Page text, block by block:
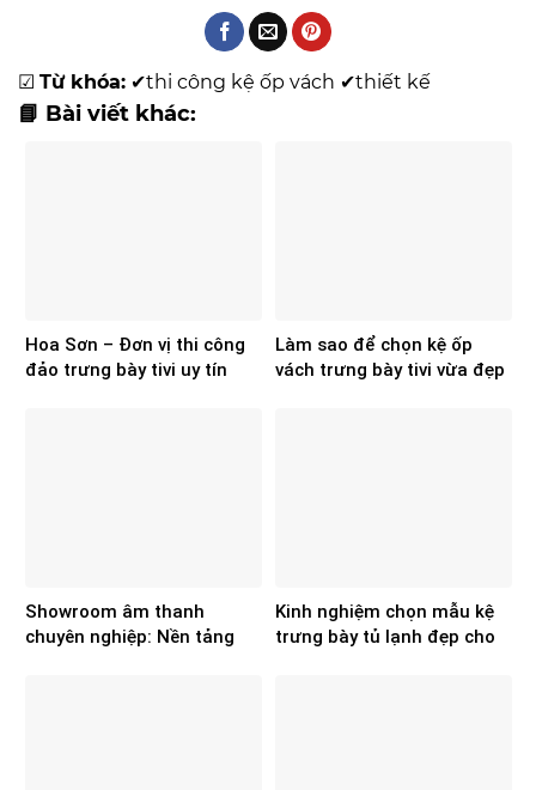
☑ Từ khóa: ✔thi công kệ ốp vách ✔thiết kế
📘 Bài viết khác:
Hoa Sơn – Đơn vị thi công
đảo trưng bày tivi uy tín
Làm sao để chọn kệ ốp
vách trưng bày tivi vừa đẹp
Showroom âm thanh
chuyên nghiệp: Nền tảng
Kinh nghiệm chọn mẫu kệ
trưng bày tủ lạnh đẹp cho